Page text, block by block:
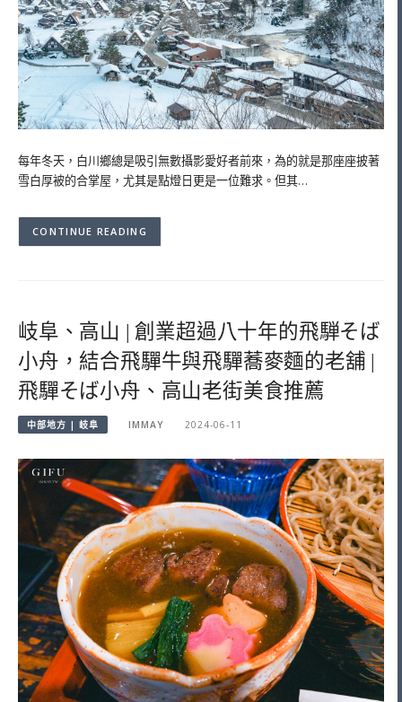
每年冬天，白川鄉總是吸引無數攝影愛好者前來，為的就是那座座披著
雪白厚被的合掌屋，尤其是點燈日更是一位難求。但其…
CONTINUE READING
岐阜、高山 | 創業超過八十年的飛騨そば
小舟，結合飛驒牛與飛驒蕎麥麵的老舖 |
飛驒そば小舟、高山老街美食推薦
中部地方 | 岐阜 IMMAY 2024-06-11